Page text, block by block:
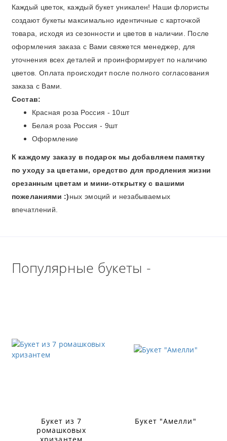
Каждый цветок, каждый букет уникален! Наши флористы
создают букеты максимально идентичные с карточкой
товара, исходя из сезонности и цветов в наличии. После
оформления заказа с Вами свяжется менеджер, для
уточнения всех деталей и проинформирует по наличию
цветов. Оплата происходит после полного согласования
заказа с Вами.
Состав:
Красная роза Россия - 10шт
Белая роза Россия - 9шт
Оформление
К каждому заказу в подарок мы добавляем памятку
по уходу за цветами, средство для продления жизни
срезанным цветам и мини-открытку с вашими
пожеланиями :)ных эмоций и незабываемых
впечатлений.
Популярные букеты -
Букет из 7
ромашковых
Букет "Амелли"